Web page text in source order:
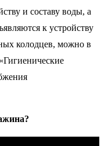
и составу воды, а
к устройству
колодцев, можно в